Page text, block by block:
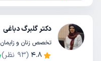
دکتر گلبرگ دباغی
تخصص زنان و زایمان
4.8
(
93 نظر)